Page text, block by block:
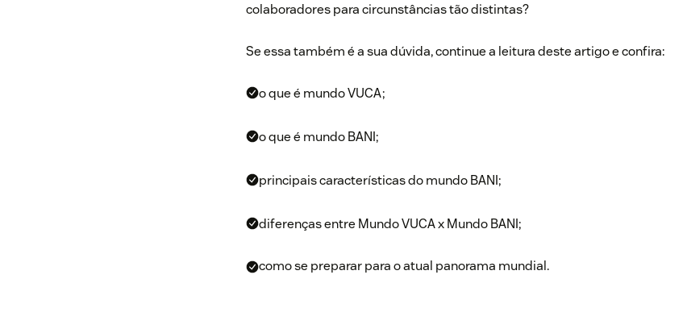
colaboradores para circunstâncias tão distintas?
Se essa também é a sua dúvida, continue a leitura deste artigo e confira:
o que é mundo VUCA;
o que é mundo BANI;
principais características do mundo BANI;
diferenças entre Mundo VUCA x Mundo BANI;
como se preparar para o atual panorama mundial.